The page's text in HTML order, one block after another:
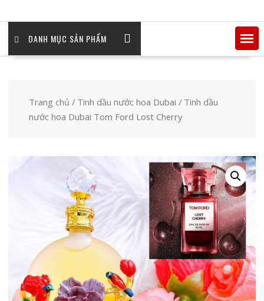
DANH MỤC SẢN PHẨM
Trang chủ / Tinh dầu nước hoa Dubai / Tinh dầu
nước hoa Dubai Tom Ford Lost Cherry